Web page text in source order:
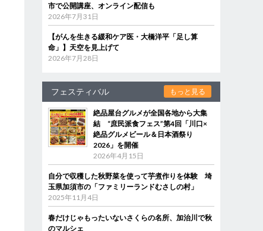
市で公開講座、オンライン配信も
2026年7月31日
【がんを生きる緩和ケア医・大橋洋平「足し算
命」】天空を見上げて
2026年7月28日
フェスティバル もっと見る
絶品屋台グルメが全国各地から大集
結 “庶民派食フェス”第4回「川口×
絶品グルメビール＆日本酒祭り
2026」を開催
2026年4月15日
自分で収穫した秋野菜を使って芋煮作りを体験 埼
玉県加須市の「ファミリーランドむさしの村」
2025年11月4日
春だけじゃもったいないさくらの名所、加治川で秋
のマルシェ